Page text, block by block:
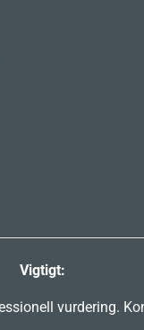
Vigtigt:
vurdering.